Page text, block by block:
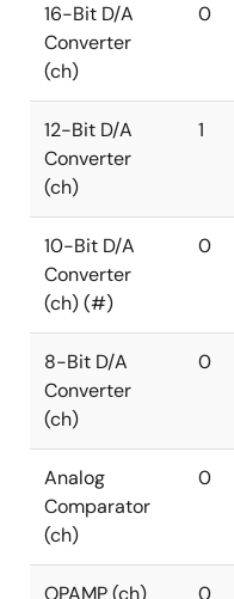
16-Bit D/A
Converter
(ch)
0
12-Bit D/A
Converter
(ch)
1
10-Bit D/A
Converter
(ch) (#)
0
8-Bit D/A
Converter
(ch)
0
Analog
Comparator
(ch)
0
OPAMP (ch)
0